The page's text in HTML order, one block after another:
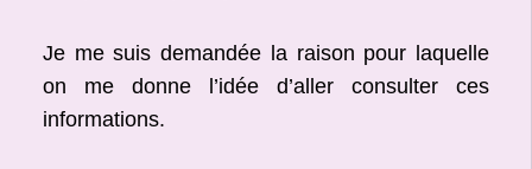
Je me suis demandée la raison pour laquelle
on me donne l’idée d’aller consulter ces
informations.